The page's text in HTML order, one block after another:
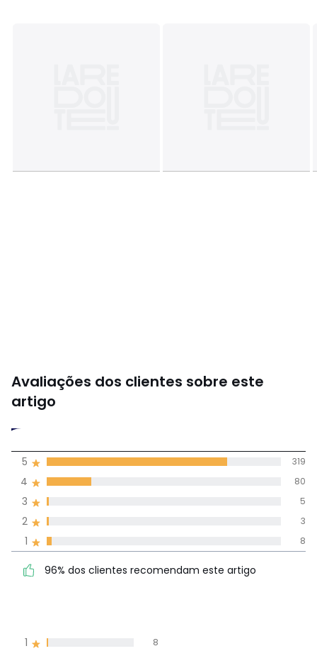
Avaliações dos clientes sobre este
artigo
4,7
(415)
1 8
recomendam este artigo
1 8
2 3
3 5
4 80
5 319
96% dos clientes recomendam este artigo